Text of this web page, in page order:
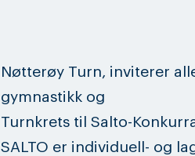
Nøtterøy Turn, inviterer
gymnastikk og
Turnkrets til Salto-
SALTO er individuell- og